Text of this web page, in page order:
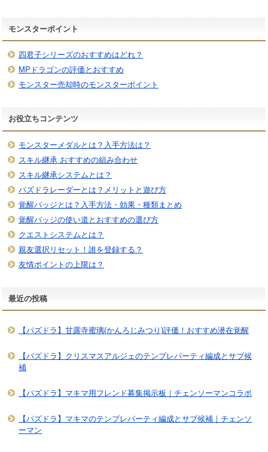
モンスターポイント
四君子シリーズのおすすめはどれ？
MPドラゴンの評価とおすすめ
モンスター売却時のモンスターポイント
お役立ちコンテンツ
モンスターメダルとは？入手方法は？
スキル継承 おすすめの組み合わせ
スキル継承システムとは？
パズドラレーダーとは？メリットと遊び方
覚醒バッジとは？入手方法・効果・種類まとめ
覚醒バッジの使い道とおすすめの選び方
クエストシステムとは？
親友選択リセット！誰を登録する？
友情ポイントの上限は？
最近の投稿
【パズドラ】甘露寺蜜璃(かんろじみつり)評価！おすすめ潜在覚醒
【パズドラ】クリスマスアルジェのテンプレパーティ編成とサブ候
補
【パズドラ】マキマ用フレンド募集掲示板｜チェンソーマンコラボ
【パズドラ】マキマのテンプレパーティ編成とサブ候補｜チェンソ
ーマン